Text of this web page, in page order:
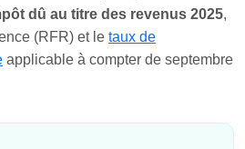
dû au titre des revenus 2025,
(RFR) et le taux de
applicable à compter de septembre